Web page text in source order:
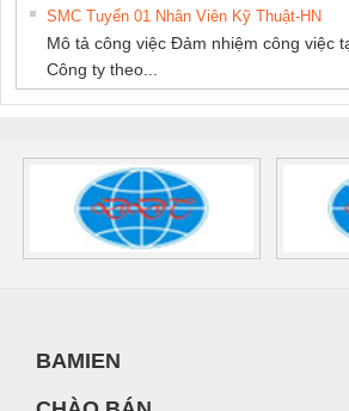
SMC Tuyển 01 Nhân Viên Kỹ Thuật-HN
Mô tả công việc Đảm nhiệm công việc
Công ty theo...
BAMIEN